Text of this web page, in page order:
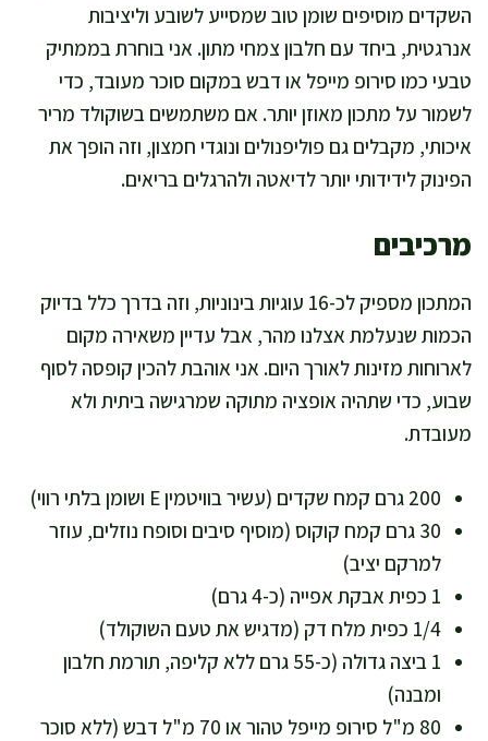
השקדים מוסיפים שומן טוב שמסייע לשובע וליציבות
אנרגטית, ביחד עם חלבון צמחי מתון. אני בוחרת בממתיק
טבעי כמו סירופ מייפל או דבש במקום סוכר מעובד, כדי
לשמור על מתכון מאוזן יותר. אם משתמשים בשוקולד מריר
איכותי, מקבלים גם פוליפנולים ונוגדי חמצון, וזה הופך את
הפינוק לידידותי יותר לדיאטה ולהרגלים בריאים.
מרכיבים
המתכון מספיק לכ-16 עוגיות בינוניות, וזה בדרך כלל בדיוק
הכמות שנעלמת אצלנו מהר, אבל עדיין משאירה מקום
לארוחות מזינות לאורך היום. אני אוהבת להכין קופסה לסוף
שבוע, כדי שתהיה אופציה מתוקה שמרגישה ביתית ולא
מעובדת.
200 גרם קמח שקדים (עשיר בוויטמין E ושומן בלתי רווי)
30 גרם קמח קוקוס (מוסיף סיבים וסופח נוזלים, עוזר
למרקם יציב)
1 כפית אבקת אפייה (כ-4 גרם)
1/4 כפית מלח דק (מדגיש את טעם השוקולד)
1 ביצה גדולה (כ-55 גרם ללא קליפה, תורמת חלבון
ומבנה)
80 מ"ל סירופ מייפל טהור או 70 מ"ל דבש (ללא סוכר